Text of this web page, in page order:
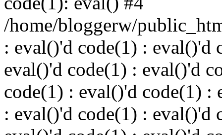
/home/bloggerw/
: eval()'d code(1) : eval()'d
eval()'d code(1) : eval()'d
code(1) : eval()'d code(1) :
: eval()'d code(1) : eval()'d